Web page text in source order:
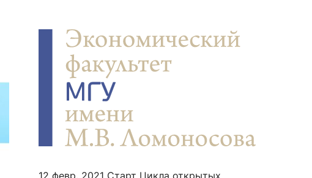
12 февр. 2021 Старт Цикла открытых